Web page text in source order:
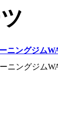
ニングジム